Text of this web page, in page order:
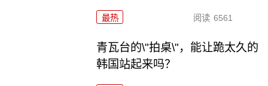
最热 阅读 6561
青瓦台的\"拍桌\"，能让跪太久的
韩国站起来吗？